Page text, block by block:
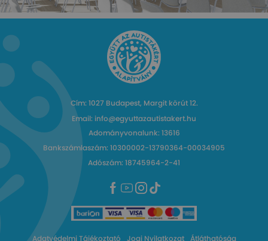
Cím: 1027 Budapest, Margit körút 12.
Email: info@egyuttazautistakert.hu
Adományvonalunk: 13616
Bankszámlaszám: 10300002-13790364-00034905
Adószám: 18745964-2-41
Adatvédelmi Tájékoztató Jogi Nyilatkozat Átláthatóság